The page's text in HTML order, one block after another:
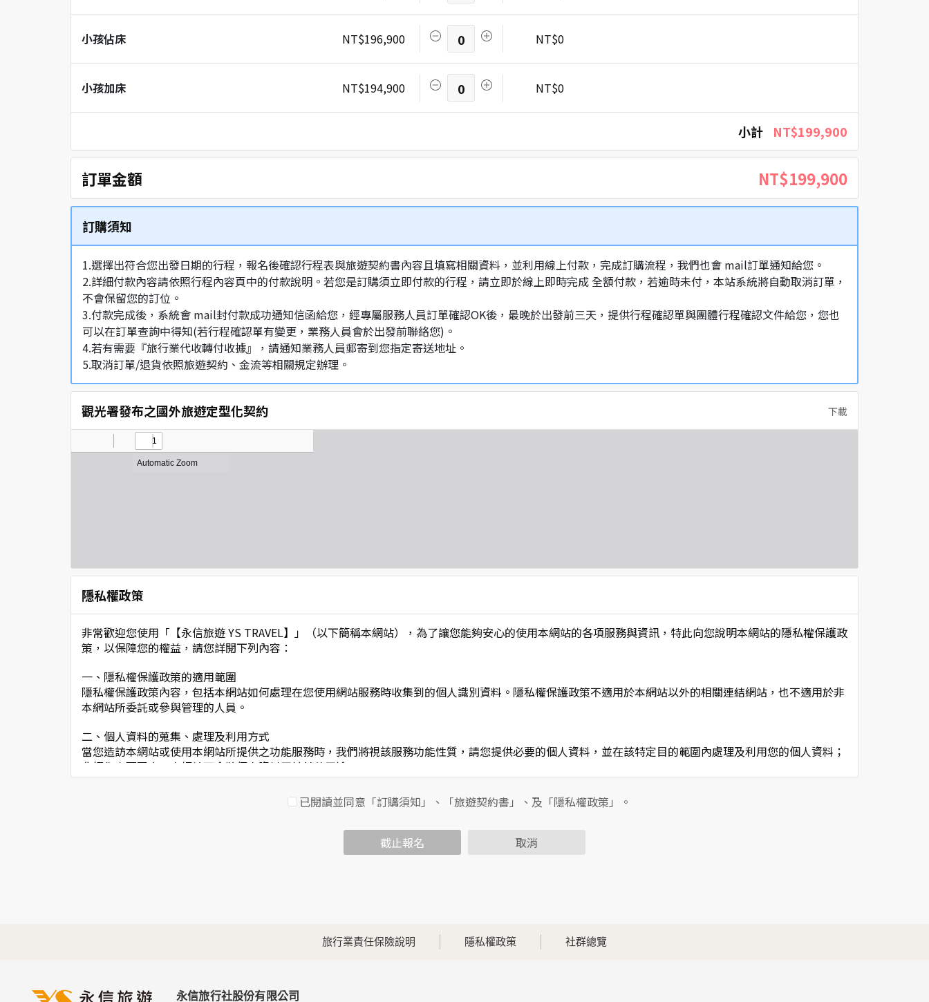
小孩佔床 NT$196,900 0 NT$0
小孩加床 NT$194,900 0 NT$0
小計 NT$199,900
訂單金額 NT$199,900
訂購須知
1.選擇出符合您出發日期的行程，報名後確認行程表與旅遊契約書內容且填寫相關資料，並利用線上付款，完成訂購流程，我們也會 mail訂單通知給您。
2.詳細付款內容請依照行程內容頁中的付款說明。若您是訂購須立即付款的行程，請立即於線上即時完成 全額付款，若逾時未付，本站系統將自動取消訂單，
不會保留您的訂位。
3.付款完成後，系統會 mail封付款成功通知信函給您，經專屬服務人員訂單確認OK後，最晚於出發前三天，提供行程確認單與團體行程確認文件給您，您也
可以在訂單查詢中得知(若行程確認單有變更，業務人員會於出發前聯絡您)。
4.若有需要『旅行業代收轉付收據』，請通知業務人員郵寄到您指定寄送地址。
5.取消訂單/退貨依照旅遊契約、金流等相關規定辦理。
觀光署發布之國外旅遊定型化契約 下載
隱私權政策
非常歡迎您使用「【永信旅遊 YS TRAVEL】」（以下簡稱本網站），為了讓您能夠安心的使用本網站的各項服務與資訊，特此向您說明本網站的隱私權保護政
策，以保障您的權益，請您詳閱下列內容：
一、隱私權保護政策的適用範圍
隱私權保護政策內容，包括本網站如何處理在您使用網站服務時收集到的個人識別資料。隱私權保護政策不適用於本網站以外的相關連結網站，也不適用於非
本網站所委託或參與管理的人員。
二、個人資料的蒐集、處理及利用方式
當您造訪本網站或使用本網站所提供之功能服務時，我們將視該服務功能性質，請您提供必要的個人資料，並在該特定目的範圍內處理及利用您的個人資料；
非經您書面同意，本網站不會將個人資料用於其他用途。
本網站在您使用服務信箱、問卷調查等互動性功能時，會保留您所提供的姓名、電子郵件地址、聯絡方式及使用時間等。
於一般瀏覽時，伺服器會自行記錄相關行徑，包括您使用連線設備的IP位址、使用時間、使用的瀏覽器、瀏覽及點選資料記錄等，做為我們增進網站服務的參
考依據，此記錄為內部應用，決不對外公佈。
為提供精確的服務，我們會將收集的問卷調查內容進行統計與分析，分析結果之統計數據或說明文字呈現，除供內部研究外，我們會視需要公佈統計數據及說
已閱讀並同意「訂購須知」、「旅遊契約書」、及「隱私權政策」。
截止報名 取消
旅行業責任保險說明 隱私權政策 社群總覽
永信旅行社股份有限公司